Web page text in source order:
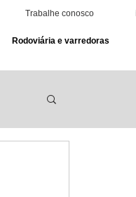
Trabalhe conosco
Rodoviária e varredoras